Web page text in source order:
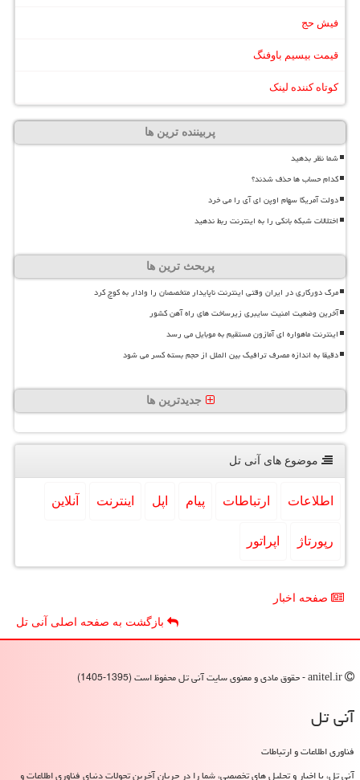
فیش حج
قیمت بیسیم باوفنگ
کوتاه کننده لینک
پربیننده ترین ها
شما نظر بدهید
کدام حساب ها حذف شدند؟
دولت آمریکا سهام اوپن ای آی را می خرد
اختلالات شبکه بانکی را به اینترنت ربط ندهید
پربحث ترین ها
مرگ دورکاری در ایران وقتی اینترنت ناپایدار متخصصان را وادار به کوچ کرد
آخرین وضعیت امنیت سایبری زیرساخت های راه آهن کشور
اینترنت ماهواره ای آمازون مستقیم به موبایل می رسد
دقیقا به اندازه مصرف ترافیک بین الملل از حجم بسته کسر می شود
جدیدترین ها
موضوع های آنی تل
اطلاعات ارتباطات پیام اپل اینترنت آنلاین
رپورتاژ اپراتور
صفحه اخبار
بازگشت به صفحه اصلی آنی تل
آنی تل
فناوری اطلاعات و ارتباطات
آنی تل، با اخبار و تحلیل های تخصصی، شما را در جریان آخرین تحولات دنیای فناوری اطلاعات و